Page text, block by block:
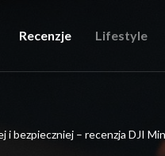
Recenzje Lifestyle
i bezpieczniej – recenzja DJI